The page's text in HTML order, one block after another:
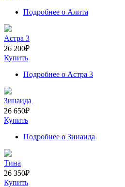
Подробнее о Алита
Астра 3
26 200₽
Купить
Подробнее о Астра 3
Зинаида
26 650₽
Купить
Подробнее о Зинаида
Тина
26 350₽
Купить